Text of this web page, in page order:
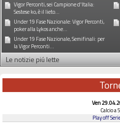
Vigor Perconti, sei Campione d'Italia:
Sestese ko, è il lieto...
Under 19 Fase Nazionale: Vigor Perconti,
poker alla Lykos anche...
Under 19 Fase Nazionale, Semifinali: per
la Vigor Perconti...
Le notizie piú lette
Ven
Calcio a 5
Play off